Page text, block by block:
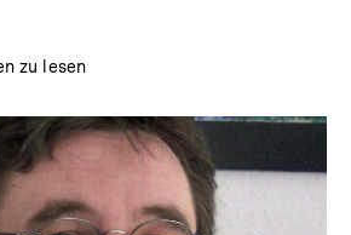
zu lesen